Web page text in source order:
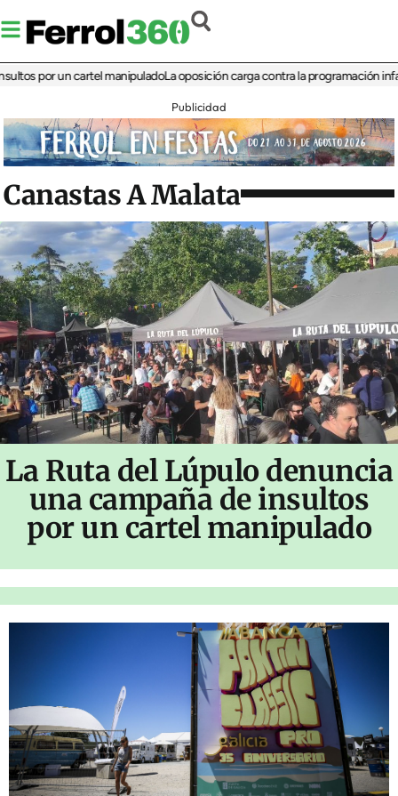
por un cartel manipuladoLa oposición carga contra la programación infantil
Publicidad
Canastas A Malata
La Ruta del Lúpulo denuncia
una campaña de insultos
por un cartel manipulado